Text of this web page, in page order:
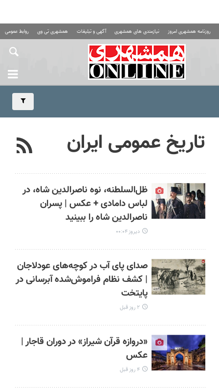
روزنامه همشهری امروز نیازمندی های همشهری آگهی و تبلیغات همشهری تی وی روابط عمومی
تاریخ عمومی ایران
ظل‌السلطنه، نوه ناصرالدین شاه، در
لباس دامادی + عکس | پسران
ناصرالدین شاه را ببینید
دیروز ۰۰:۰۴
صدای پای آب در کوچه‌های عودلاجان
| کشف نظام فراموش‌شده آبرسانی در
پایتخت
۲ روز قبل
«دروازه قرآن شیراز» در دوران قاجار |
عکس
۴ روز قبل